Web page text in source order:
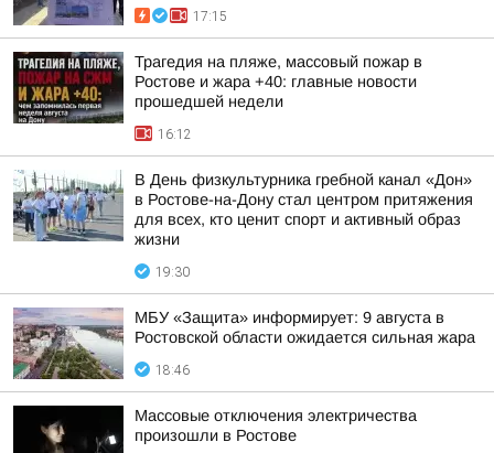
17:15
Трагедия на пляже, массовый пожар в
Ростове и жара +40: главные новости
прошедшей недели
16:12
В День физкультурника гребной канал «Дон»
в Ростове-на-Дону стал центром притяжения
для всех, кто ценит спорт и активный образ
жизни
19:30
МБУ «Защита» информирует: 9 августа в
Ростовской области ожидается сильная жара
18:46
Массовые отключения электричества
произошли в Ростове